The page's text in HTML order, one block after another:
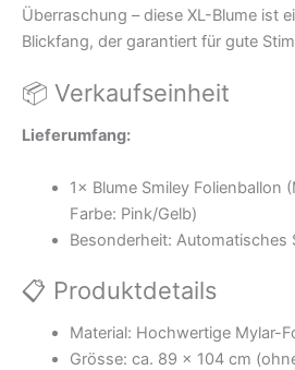
Überraschung – diese XL-Blume ist
Blickfang, der garantiert für gute
📦 Verkaufseinheit
Lieferumfang:
1× Blume Smiley Folienballon
Farbe: Pink/Gelb)
Besonderheit: Automatisches
📋 Produktdetails
Material: Hochwertige Mylar-
Grösse: ca. 89 x 104 cm